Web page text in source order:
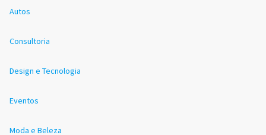
Autos
Consultoria
Design e Tecnologia
Eventos
Moda e Beleza